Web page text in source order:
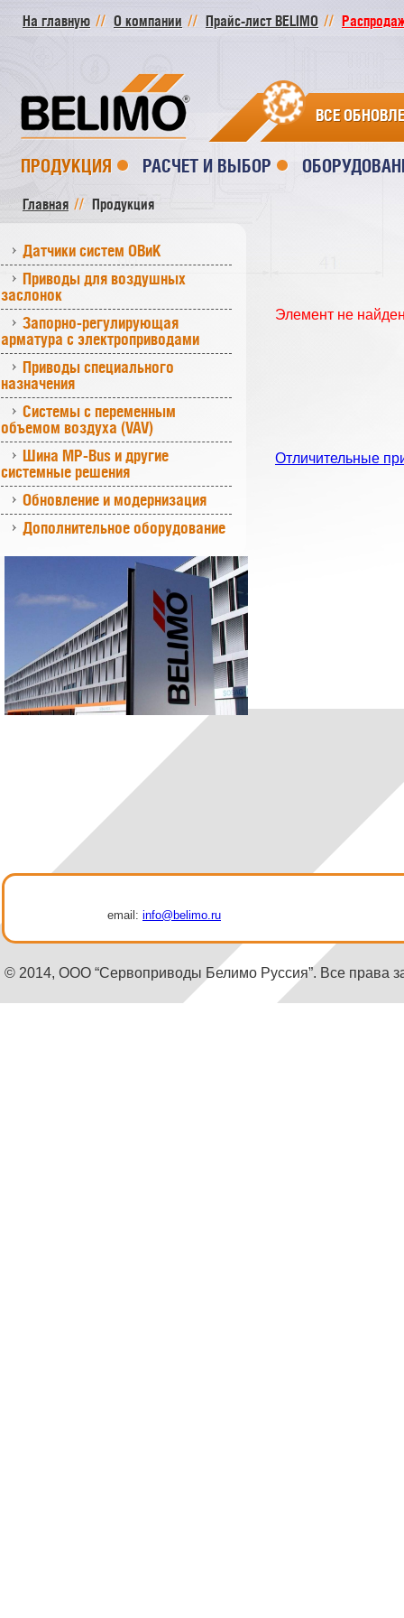
На главную О компании Прайс-лист BELIMO
ВСЕ
ПРОДУКЦИЯ РАСЧЕТ И ВЫБОР
Главная Продукция
Датчики систем ОВиК
Приводы для воздушных
заслонок
Запорно-регулирующая
арматура с электроприводами
Приводы специального
назначения
Системы с переменным
объемом воздуха (VAV)
Шина MP-Bus и другие
системные решения
Обновление и модернизация
Дополнительное оборудование
Элемент не
Отличительные
email: info@belimo.ru
© 2014, ООО “Сервоприводы Белимо Руссия”. Все права